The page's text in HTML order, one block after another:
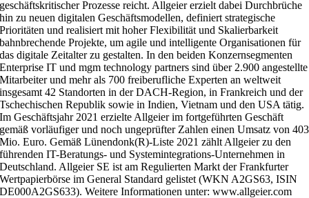
geschäftskritischer Prozesse reicht. Allgeier erzielt dabei Durchbrüche
hin zu neuen digitalen Geschäftsmodellen, definiert strategische
Prioritäten und realisiert mit hoher Flexibilität und Skalierbarkeit
bahnbrechende Projekte, um agile und intelligente Organisationen für
das digitale Zeitalter zu gestalten. In den beiden Konzernsegmenten
Enterprise IT und mgm technology partners sind über 2.900 angestellte
Mitarbeiter und mehr als 700 freiberufliche Experten an weltweit
insgesamt 42 Standorten in der DACH-Region, in Frankreich und der
Tschechischen Republik sowie in Indien, Vietnam und den USA tätig.
Im Geschäftsjahr 2021 erzielte Allgeier im fortgeführten Geschäft
gemäß vorläufiger und noch ungeprüfter Zahlen einen Umsatz von 403
Mio. Euro. Gemäß Lünendonk(R)-Liste 2021 zählt Allgeier zu den
führenden IT-Beratungs- und Systemintegrations-Unternehmen in
Deutschland. Allgeier SE ist am Regulierten Markt der Frankfurter
Wertpapierbörse im General Standard gelistet (WKN A2GS63, ISIN
DE000A2GS633). Weitere Informationen unter: www.allgeier.com